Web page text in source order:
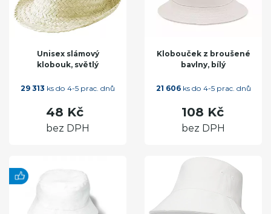
Unisex slámový
klobouk, světlý
29 313 ks do 4-5 prac. dnů
48 Kč
bez DPH
Klobouček z broušené
bavlny, bílý
21 606ks do 4-5 prac. dnů
108 Kč
bez DPH